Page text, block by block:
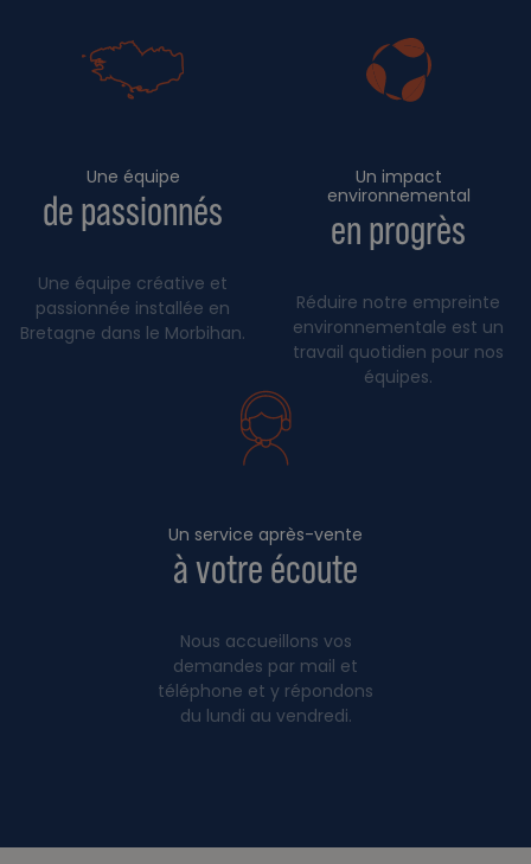
Une équipe
de passionnés
Une équipe créative et
passionnée installée en
Bretagne dans le Morbihan.
Un impact
environnemental
en progrès
Réduire notre empreinte
environnementale est un
travail quotidien pour nos
équipes.
Un service après-vente
à votre écoute
Nous accueillons vos
demandes par mail et
téléphone et y répondons
du lundi au vendredi.